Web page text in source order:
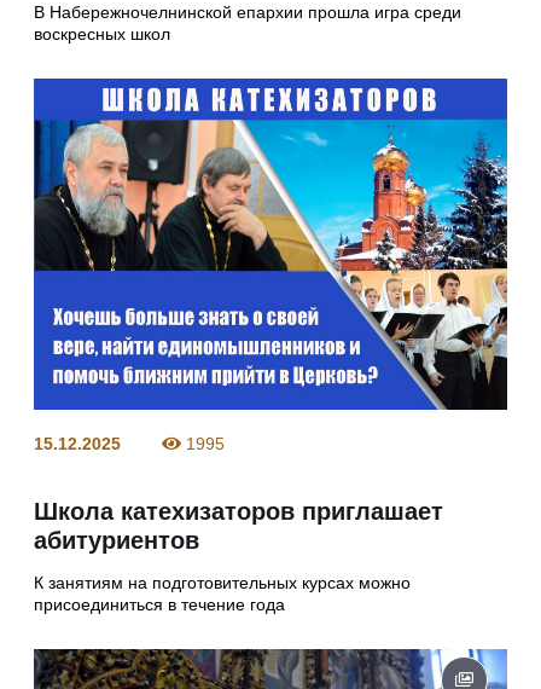
В Набережночелнинской епархии прошла игра среди
воскресных школ
15.12.2025 1995
Школа катехизаторов приглашает
абитуриентов
К занятиям на подготовительных курсах можно
присоединиться в течение года